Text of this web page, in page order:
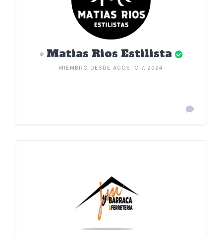
Matias Rios Estilista
MIEMBRO DESDE AGOSTO 7, 2024